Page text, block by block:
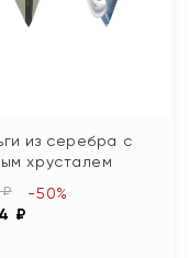
из серебра с
хрусталем
₽
₽
-50%